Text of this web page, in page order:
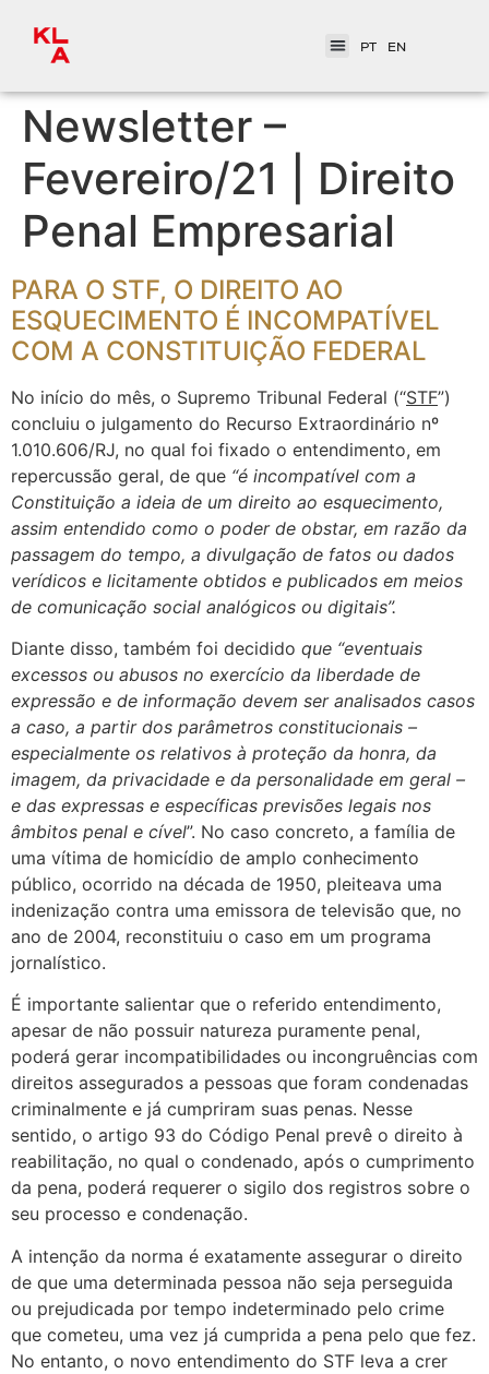
PT EN
Newsletter –
Fevereiro/21 | Direito
Penal Empresarial
PARA O STF, O DIREITO AO
ESQUECIMENTO É INCOMPATÍVEL
COM A CONSTITUIÇÃO FEDERAL
No início do mês, o Supremo Tribunal Federal (“STF”)
concluiu o julgamento do Recurso Extraordinário nº
1.010.606/RJ, no qual foi fixado o entendimento, em
repercussão geral, de que “é incompatível com a
Constituição a ideia de um direito ao esquecimento,
assim entendido como o poder de obstar, em razão da
passagem do tempo, a divulgação de fatos ou dados
verídicos e licitamente obtidos e publicados em meios
de comunicação social analógicos ou digitais”.
Diante disso, também foi decidido que “eventuais
excessos ou abusos no exercício da liberdade de
expressão e de informação devem ser analisados casos
a caso, a partir dos parâmetros constitucionais –
especialmente os relativos à proteção da honra, da
imagem, da privacidade e da personalidade em geral –
e das expressas e específicas previsões legais nos
âmbitos penal e cível”. No caso concreto, a família de
uma vítima de homicídio de amplo conhecimento
público, ocorrido na década de 1950, pleiteava uma
indenização contra uma emissora de televisão que, no
ano de 2004, reconstituiu o caso em um programa
jornalístico.
É importante salientar que o referido entendimento,
apesar de não possuir natureza puramente penal,
poderá gerar incompatibilidades ou incongruências com
direitos assegurados a pessoas que foram condenadas
criminalmente e já cumpriram suas penas. Nesse
sentido, o artigo 93 do Código Penal prevê o direito à
reabilitação, no qual o condenado, após o cumprimento
da pena, poderá requerer o sigilo dos registros sobre o
seu processo e condenação.
A intenção da norma é exatamente assegurar o direito
de que uma determinada pessoa não seja perseguida
ou prejudicada por tempo indeterminado pelo crime
que cometeu, uma vez já cumprida a pena pelo que fez.
No entanto, o novo entendimento do STF leva a crer